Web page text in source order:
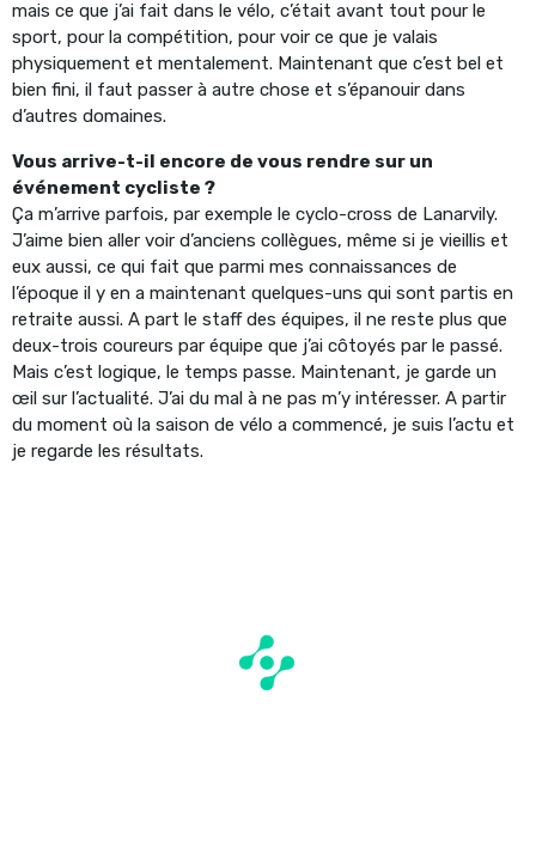
mais ce que j’ai fait dans le vélo, c’était avant tout pour le
sport, pour la compétition, pour voir ce que je valais
physiquement et mentalement. Maintenant que c’est bel et
bien fini, il faut passer à autre chose et s’épanouir dans
d’autres domaines.
Vous arrive-t-il encore de vous rendre sur un
événement cycliste ?
Ça m’arrive parfois, par exemple le cyclo-cross de Lanarvily.
J’aime bien aller voir d’anciens collègues, même si je vieillis et
eux aussi, ce qui fait que parmi mes connaissances de
l’époque il y en a maintenant quelques-uns qui sont partis en
retraite aussi. A part le staff des équipes, il ne reste plus que
deux-trois coureurs par équipe que j’ai côtoyés par le passé.
Mais c’est logique, le temps passe. Maintenant, je garde un
œil sur l’actualité. J’ai du mal à ne pas m’y intéresser. A partir
du moment où la saison de vélo a commencé, je suis l’actu et
je regarde les résultats.